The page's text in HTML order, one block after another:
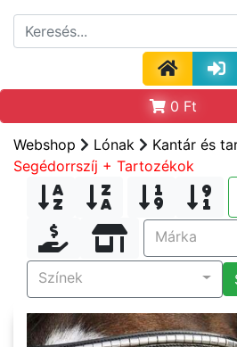
0 Ft
Webshop Lónak Kantár és
Segédorrszíj + Tartozékok
Márka
Színek